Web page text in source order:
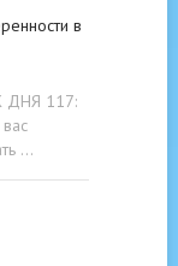
в
ДНЯ 117:
…